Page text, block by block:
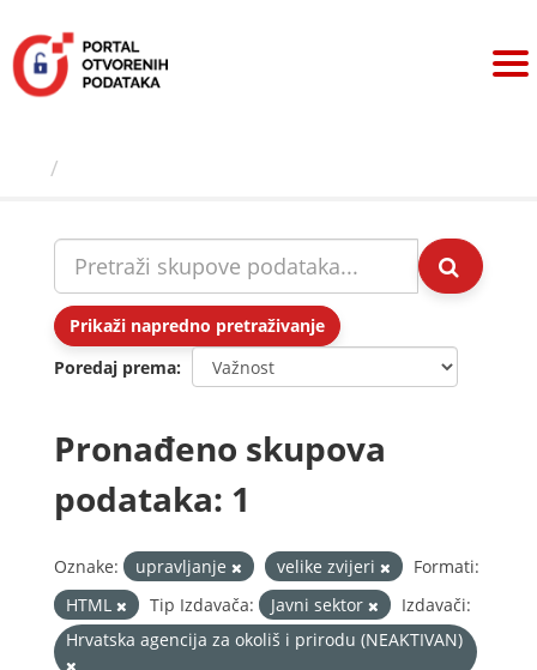
sadržaj
Prikaži napredno pretraživanje
Poredaj prema
Pronađeno skupova
podataka: 1
Oznake: upravljanje velike zvijeri
Formati:
HTML
Tip Izdavača: Javni sektor
Izdavači:
Hrvatska agencija za okoliš i prirodu (NEAKTIVAN)